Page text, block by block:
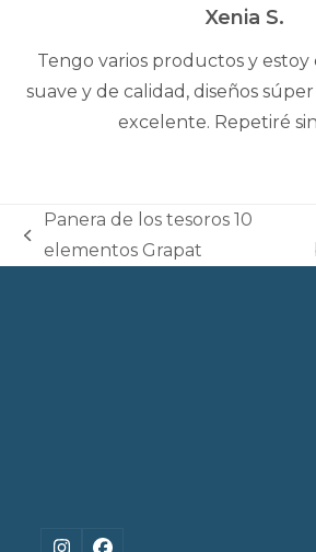
5Xenia S.
Tengo varios productos y estoy
suave y de calidad, diseños
excelente. Repetiré
previous
Panera de los tesoros 10
elementos Grapat